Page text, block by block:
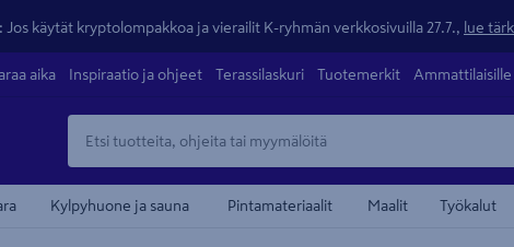
käytät kryptolompakkoa ja vierailit K-ryhmän verkkosivuilla 27.7., lue
aika Inspiraatio ja ohjeet Terassilaskuri Tuotemerkit Ammattilaisille
Kylpyhuone ja sauna Pintamateriaalit Maalit Työkalut